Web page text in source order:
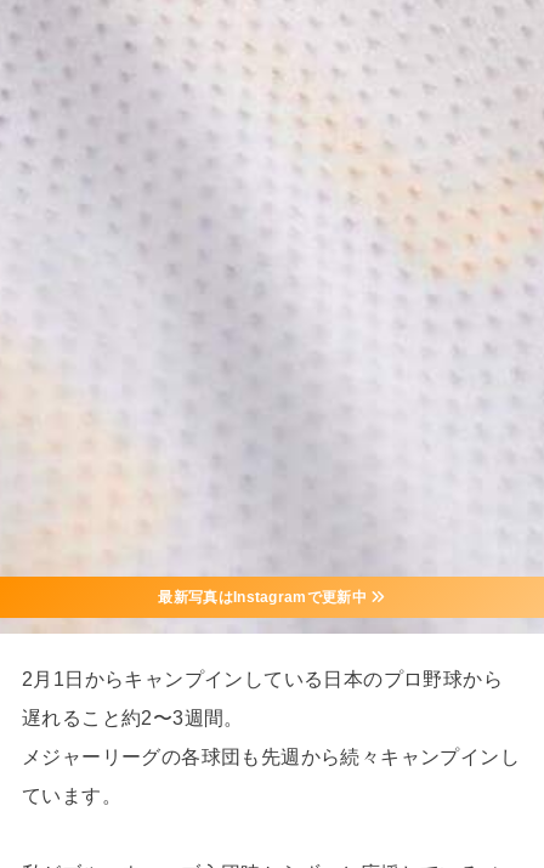
最新写真はInstagramで更新中
2月1日からキャンプインしている日本のプロ野球から
遅れること約2〜3週間。
メジャーリーグの各球団も先週から続々キャンプインし
ています。